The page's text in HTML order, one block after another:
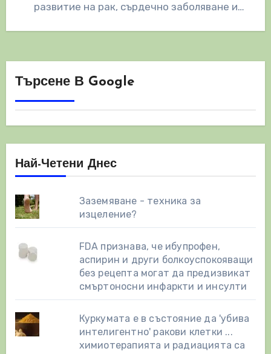
развитие на рак, сърдечно заболяване и
Търсене В Google
Най-Четени Днес
Заземяване - техника за
изцеление?
FDA признава, че ибупрофен,
аспирин и други болкоуспокояващи
без рецепта могат да предизвикат
смъртоносни инфаркти и инсулти
Куркумата е в състояние да 'убива
интелигентно' ракови клетки ...
химиотерапията и радиацията са